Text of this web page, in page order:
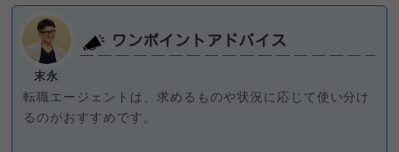
末永
ワンポイントアドバイス
転職エージェントは、求めるものや状況に応じて使い分け
るのがおすすめです。